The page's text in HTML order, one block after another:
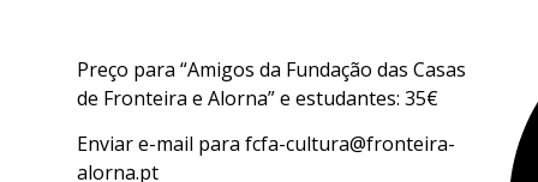
Preço para “Amigos da Fundação das Casas
de Fronteira e Alorna” e estudantes: 35€
Enviar e-mail para fcfa-cultura@fronteira-
alorna.pt